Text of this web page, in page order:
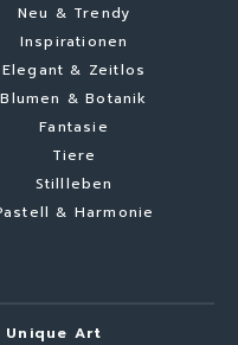
Neu & Trendy
Inspirationen
Elegant & Zeitlos
Blumen & Botanik
Fantasie
Tiere
Stillleben
& Harmonie
Unique Art